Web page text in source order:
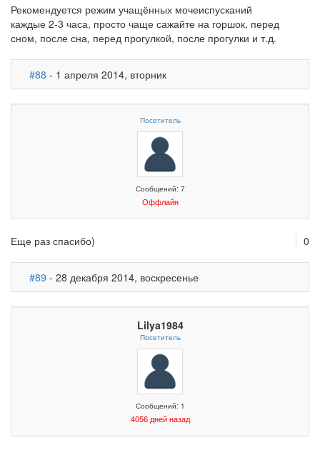
Рекомендуется режим учащённых мочеиспусканий
каждые 2-3 часа, просто чаще сажайте на горшок, перед
сном, после сна, перед прогулкой, после прогулки и т.д.
#88 - 1 апреля 2014, вторник
Посетитель
Сообщений: 7
Оффлайн
0
Еще раз спасибо)
#89 - 28 декабря 2014, воскресенье
Lilya1984
Посетитель
Сообщений: 1
4056 дней назад